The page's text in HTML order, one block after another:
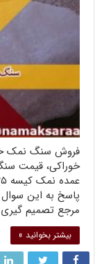
فروش سنگ نمک
خوراکی، قیمت
پاسخ به این
مرجع تصمیم
بیشتر بخوانید »